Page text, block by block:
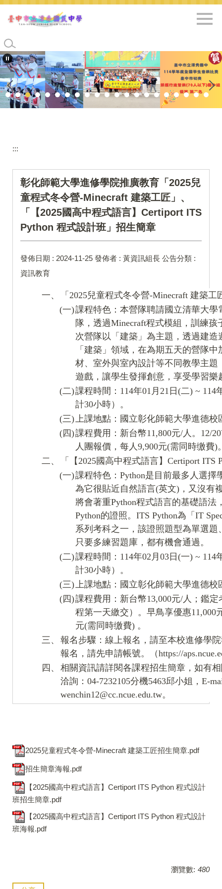
跳
到
要
內
容
區
:::
彰化師範大學進修學院推廣教育「2025兒
童程式冬令營-Minecraft 建築工匠」、
「【2025國高中程式語言】Certiport ITS
Python 程式設計班」招生簡章
發佈日期 : 2024-11-25 發佈者 : 黃資訊組長 公告分類 :
資訊教育
一、
「2025兒童程式冬令營-Minecraft 建築工
(一)課程特色：本營隊聘請國立清華大學
隊，透過Minecraft程式模組，訓練
次營隊以「建築」為主題，透過建造
「建築」領域，在為期五天的營隊
材、室外與室內設計等不同教學主
遊戲，讓學生發揮創意，享受學習樂
(二)課程時間：114年01月21日(二) ~ 114
計30小時）。
(三)上課地點：國立彰化師範大學進德校
(四)課程費用：新台幣11,800元/人。12/
人團報價，每人9,900元(需同時缴費)
二、
「【2025國高中程式語言】Certiport ITS
(一)課程特色：Python是目前最多人選
為它很貼近自然語言(英文)，又沒有
將會著重Python程式語言的基礎語法
Python的證照。ITS Python為「IT
系列考科之一，該證照題型為單選
只要多練習題庫，都有機會通過。
(二)課程時間：114年02月03日(一) ~ 114
計30小時）。
(三)上課地點：國立彰化師範大學進德校
(四)課程費用：新台幣13,000元/人；鑑
程第一天繳交）。早鳥享優惠11,000
元(需同時缴費) 。
三、 報名步驟：線上報名，請至本校進修學
報名，請先申請帳號。（https://
四、 相關資訊請詳閱各課程招生簡章，如有
洽詢：04-7232105分機5463邱小姐，E-
wenchin12@cc.ncue.edu.tw。
2025兒童程式冬令營-Minecraft 建築工匠招生簡章.pdf
招生簡章海報.pdf
【2025國高中程式語言】Certiport ITS Python 程式設計
班招生簡章.pdf
【2025國高中程式語言】Certiport ITS Python 程式設計
班海報.pdf
瀏覽數: 480